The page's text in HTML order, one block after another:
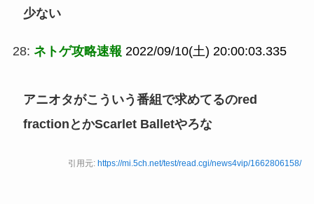
少ない
28: ネトゲ攻略速報 2022/09/10(土) 20:00:03.335
アニオタがこういう番組で求めてるのred
fractionとかScarlet Balletやろな
引用元:https://mi.5ch.net/test/read.cgi/news4vip/1662806158/